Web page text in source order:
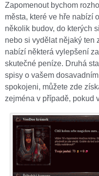
Zapomenout bychom
města, které ve hře nabízí
několik budov, do kterých
nebo si vydělat nějaký ten
nabízí některá vylepšení
skutečné peníze. Druhá
spisy o vašem
spokojeni, můžete zde
zejména v případě, pokud